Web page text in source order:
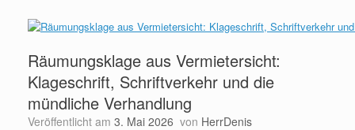
Räumungsklage aus Vermietersicht:
Klageschrift, Schriftverkehr und die
mündliche Verhandlung
Veröffentlicht am 3. Mai 2026 von HerrDenis